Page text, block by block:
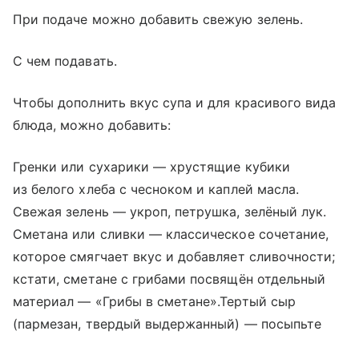
При подаче можно добавить свежую зелень.
С чем подавать.
Чтобы дополнить вкус супа и для красивого вида
блюда, можно добавить:
Гренки или сухарики — хрустящие кубики
из белого хлеба с чесноком и каплей масла.
Свежая зелень — укроп, петрушка, зелёный лук.
Сметана или сливки — классическое сочетание,
которое смягчает вкус и добавляет сливочности;
кстати, сметане с грибами посвящён отдельный
материал — «Грибы в сметане».Тертый сыр
(пармезан, твердый выдержанный) — посыпьте